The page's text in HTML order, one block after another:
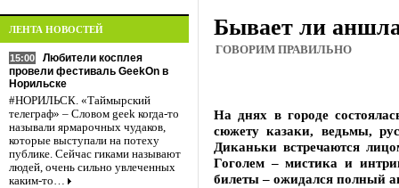
ЛЕНТА НОВОСТЕЙ
15:00
Любители косплея
провели фестиваль GeekOn в
Норильске
#НОРИЛЬСК. «Таймырский
телеграф» – Словом geek когда-то
называли ярмарочных чудаков,
которые выступали на потеху
публике. Сейчас гиками называют
людей, очень сильно увлеченных
каким-то…
Бывает ли
ГОВОРИМ ПРАВИЛЬНО
На днях в городе
сюжету казаки, ведьмы,
Диканьки встречаются
Гоголем – мистика и
билеты – ожидался полный